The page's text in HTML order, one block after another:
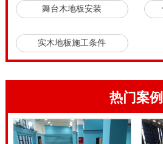
木地板生产厂家也有技术专业安
的售后维修服务，保证了演出舞
裝，及其日常运用的售后服务。
22厚羽毛球馆木地板施工技术方
然是受到利益的驱使，虫眼地板
十元，再加上油漆，每平方米的
舞台木地板安装
实木地板施工条件
热门案例